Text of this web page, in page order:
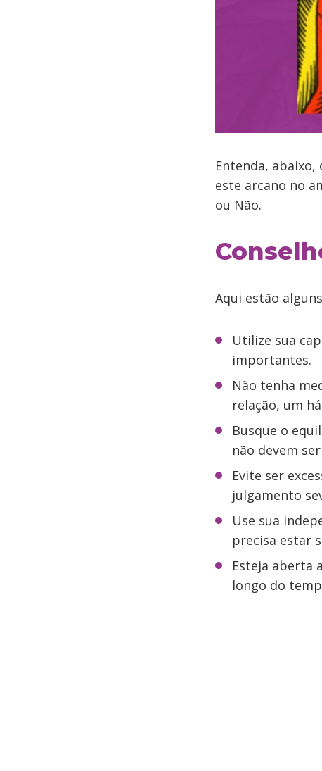
Entenda, abaixo,
este arcano no
ou Não.
Aqui estão
Utilize sua
importantes.
Não tenha
relação, um
Busque o
não devem
Evite ser
julgamento
Use sua
precisa estar
Esteja aberta
longo do